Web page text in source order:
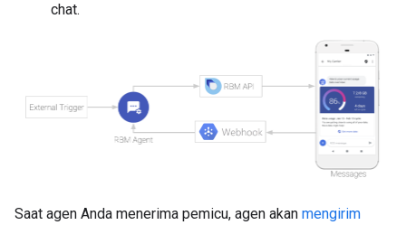
chat.
Saat agen Anda menerima pemicu, agen akan mengirim